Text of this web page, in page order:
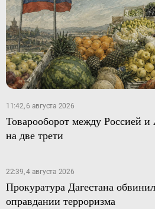
11:42, 6 августа 2026
Товарооборот между Россией
на две трети
22:39, 4 августа 2026
Прокуратура Дагестана
оправдании терроризма